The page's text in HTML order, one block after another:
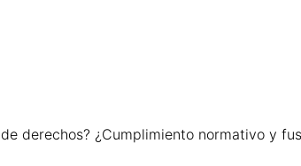
derechos? ¿Cumplimiento normativo y